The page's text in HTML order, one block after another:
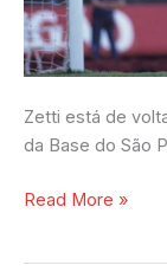
Zetti está de
da Base do São
Read More »